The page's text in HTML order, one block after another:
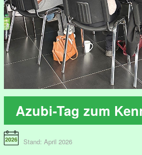
Azubi-Tag zum
Stand: April 2026